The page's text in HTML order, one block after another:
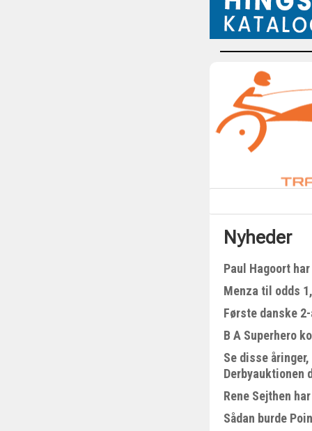
Nyheder
Paul Hagoort
Menza til odds
Første danske
B A Superhero
Se disse
Derbyauktionen
Rene Sejthen
Sådan burde